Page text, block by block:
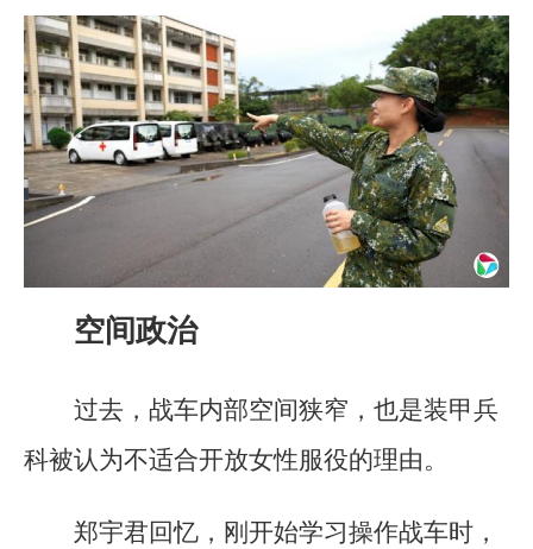
空间政治
过去，战车内部空间狭窄，也是装甲兵
科被认为不适合开放女性服役的理由。
郑宇君回忆，刚开始学习操作战车时，